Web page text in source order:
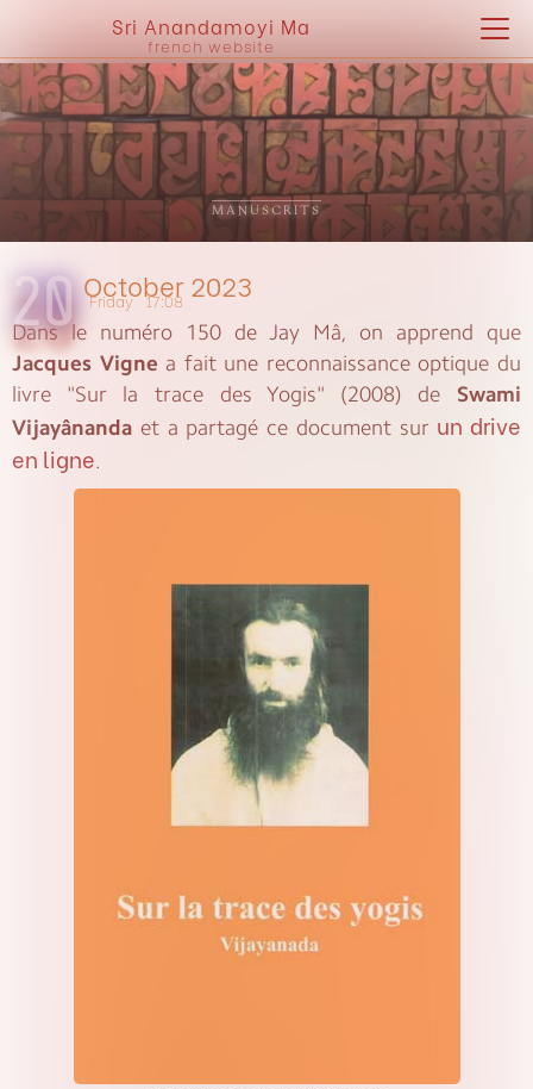
MANUSCRITS
20October 2023
Friday 17:08
Dans le numéro 150 de Jay Mâ, on apprend que
Jacques Vigne a fait une reconnaissance optique du
livre "Sur la trace des Yogis" (2008) de Swami
Vijayânanda et a partagé ce document sur un drive
en ligne.
Sri Anandamoyi Ma
french website